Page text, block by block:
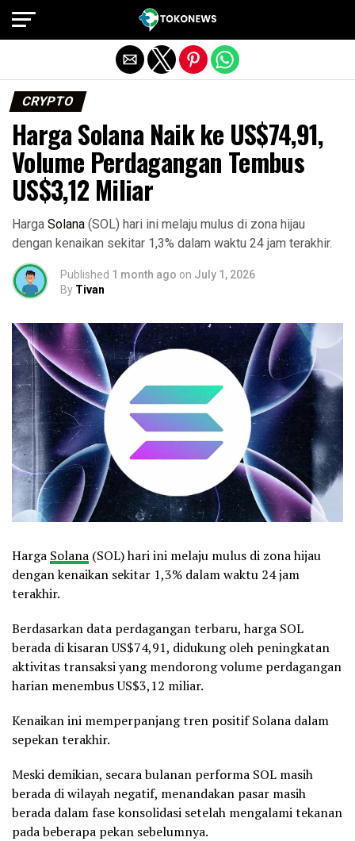
CRYPTO
Harga Solana Naik ke US$74,91,
Volume Perdagangan Tembus
US$3,12 Miliar
Harga Solana (SOL) hari ini melaju mulus di zona hijau
dengan kenaikan sekitar 1,3% dalam waktu 24 jam terakhir.
Published 1 month ago on July 1, 2026
By Tivan
Harga Solana (SOL) hari ini melaju mulus di zona hijau
dengan kenaikan sekitar 1,3% dalam waktu 24 jam
terakhir.
Berdasarkan data perdagangan terbaru, harga SOL
berada di kisaran US$74,91, didukung oleh peningkatan
aktivitas transaksi yang mendorong volume perdagangan
harian menembus US$3,12 miliar.
Kenaikan ini memperpanjang tren positif Solana dalam
sepekan terakhir.
Meski demikian, secara bulanan performa SOL masih
berada di wilayah negatif, menandakan pasar masih
berada dalam fase konsolidasi setelah mengalami tekanan
pada beberapa pekan sebelumnya.
Exit mobile version